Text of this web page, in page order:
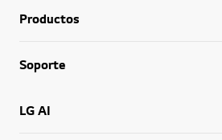
Productos
Soporte
LG AI